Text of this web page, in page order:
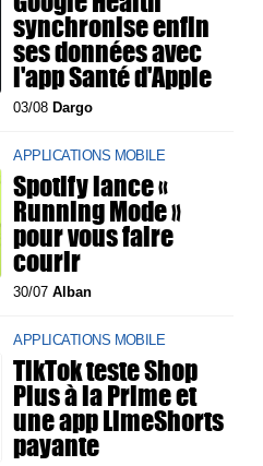
synchronise enfin
ses données avec
l'app Santé d'Apple
03/08Dargo
APPLICATIONS MOBILE
Spotify lance «
Running Mode »
pour vous faire
courir
30/07Alban
APPLICATIONS MOBILE
TikTok teste Shop
Plus à la Prime et
une app LimeShorts
payante